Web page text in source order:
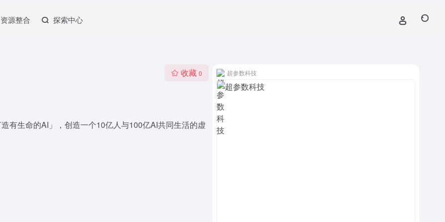
资源整合 探索中心
收藏 0
有生命的AI」，创造一个10亿人与100亿AI共同生活的虚
超参数科技